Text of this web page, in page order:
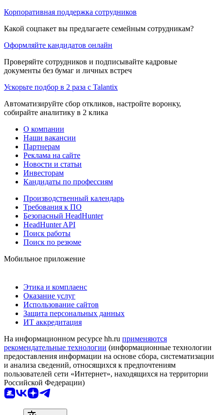
Корпоративная поддержка сотрудников
Какой соцпакет вы предлагаете семейным сотрудникам?
Оформляйте кандидатов онлайн
Проверяйте сотрудников и подписывайте кадровые
документы без бумаг и личных встреч
Ускорьте подбор в 2 раза с Talantix
Автоматизируйте сбор откликов, настройте воронку,
собирайте аналитику в 2 клика
О компании
Наши вакансии
Партнерам
Реклама на сайте
Новости и статьи
Инвесторам
Кандидаты по профессиям
Производственный календарь
Требования к ПО
Безопасный HeadHunter
HeadHunter API
Поиск работы
Поиск по резюме
Мобильное приложение
Этика и комплаенс
Оказание услуг
Использование сайтов
Защита персональных данных
ИТ аккредитация
На информационном ресурсе hh.ru применяются
рекомендательные технологии (информационные технологии
предоставления информации на основе сбора, систематизации
и анализа сведений, относящихся к предпочтениям
пользователей сети «Интернет», находящихся на территории
Российской Федерации)